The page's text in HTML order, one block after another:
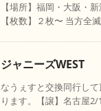
【場所】福岡・大阪・
【枚数】２枚〜 当方全
ジャニーズWEST
なうぇすと交換同行し
ります。【譲】名古屋2/